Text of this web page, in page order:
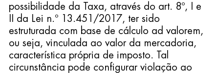
possibilidade da Taxa, através do art. 8º, I e
II da Lei n.º 13.451/2017, ter sido
estruturada com base de cálculo ad valorem,
ou seja, vinculada ao valor da mercadoria,
característica própria de imposto. Tal
circunstância pode configurar violação ao